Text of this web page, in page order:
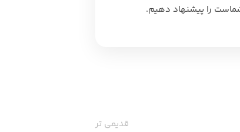
شماست را پیشنهاد دهیم.
قدیمی تر